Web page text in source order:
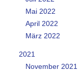
Mai 2022
April 2022
März 2022
2021
November 2021